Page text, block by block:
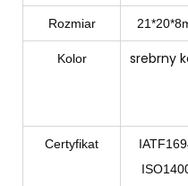
Rozmiar
Kolor srebrny
Certyfikat